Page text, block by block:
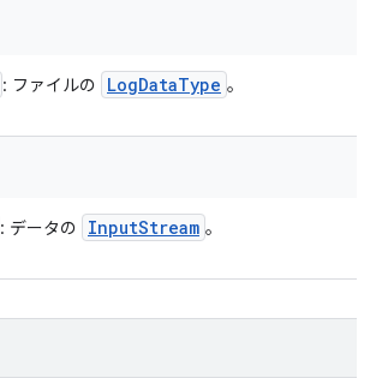
: ファイルの LogDataType 。
: データの InputStream 。